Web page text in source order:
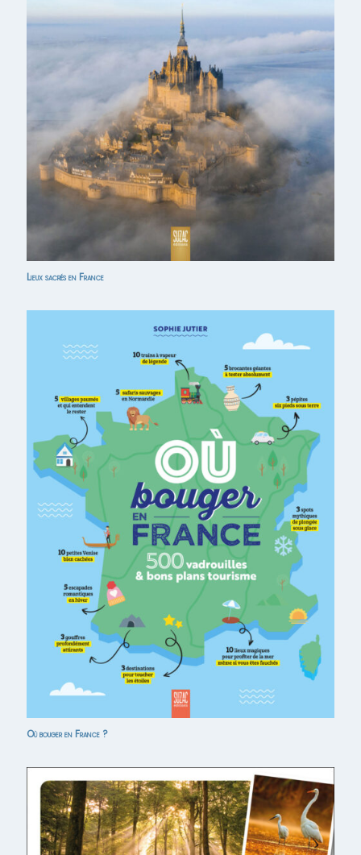
Lieux sacrés en France
Où bouger en France ?